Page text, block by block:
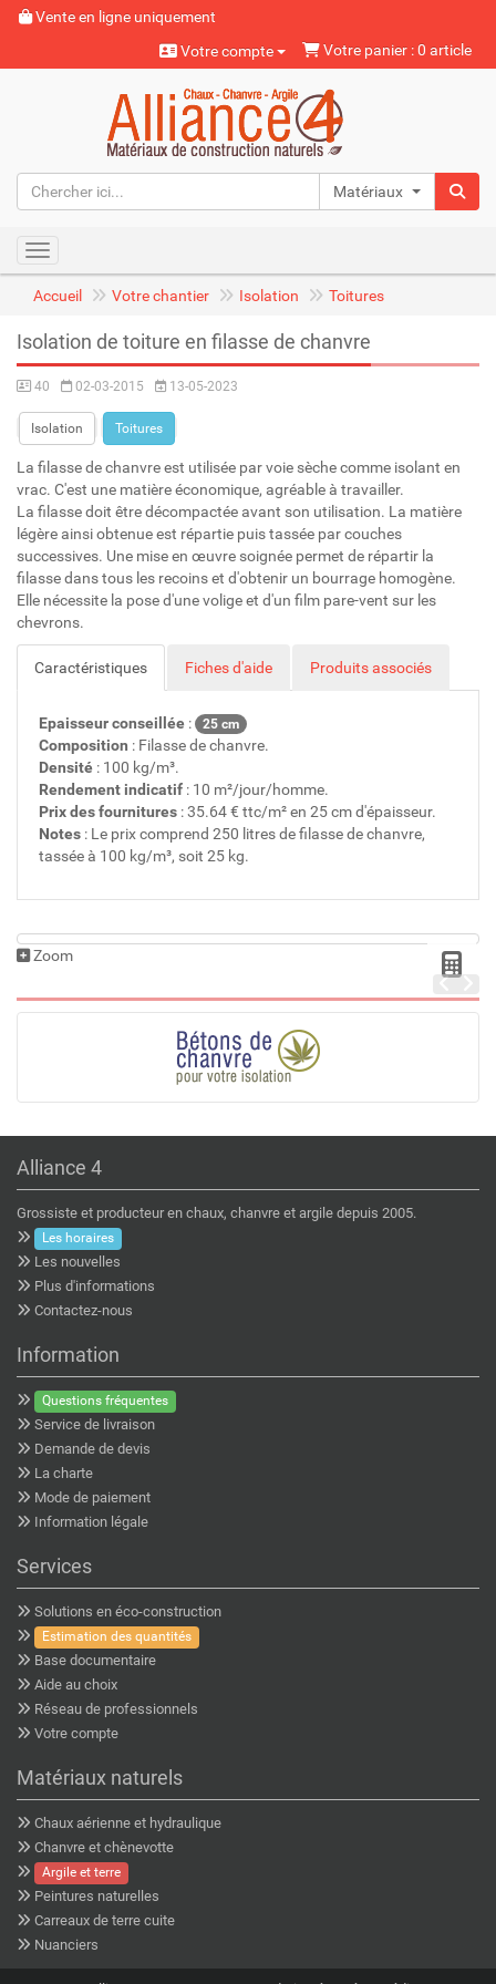
Vente en ligne uniquement
Votre compte
Votre panier : 0 article
Matériaux naturels
Toggle navigation
Accueil Votre chantier Isolation Toitures
Isolation de toiture en filasse de chanvre
40 02-03-2015 13-05-2023
Isolation Toitures
La filasse de chanvre est utilisée par voie sèche comme isolant en
vrac. C'est une matière économique, agréable à travailler.
La filasse doit être décompactée avant son utilisation. La matière
légère ainsi obtenue est répartie puis tassée par couches
successives. Une mise en œuvre soignée permet de répartir la
filasse dans tous les recoins et d'obtenir un bourrage homogène.
Elle nécessite la pose d'une volige et d'un film pare-vent sur les
chevrons.
Caractéristiques Fiches d'aide Produits associés
Epaisseur conseillée : 25 cm
Composition : Filasse de chanvre.
Densité : 100 kg/m³.
Rendement indicatif : 10 m²/jour/homme.
Prix des fournitures : 35.64 € ttc/m² en 25 cm d'épaisseur.
Notes : Le prix comprend 250 litres de filasse de chanvre,
tassée à 100 kg/m³, soit 25 kg.
Zoom
Alliance 4
Grossiste et producteur en chaux, chanvre et argile depuis 2005.
Les horaires
Les nouvelles
Plus d'informations
Contactez-nous
Information
Questions fréquentes
Service de livraison
Demande de devis
La charte
Mode de paiement
Information légale
Services
Solutions en éco-construction
Estimation des quantités
Base documentaire
Aide au choix
Réseau de professionnels
Votre compte
Matériaux naturels
Chaux aérienne et hydraulique
Chanvre et chènevotte
Argile et terre
Peintures naturelles
Carreaux de terre cuite
Nuanciers